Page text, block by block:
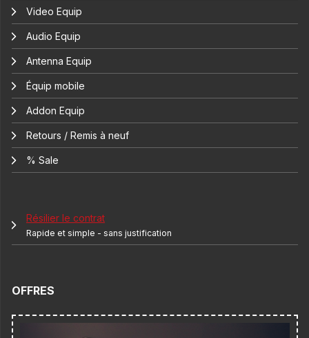
Video Equip
Audio Equip
Antenna Equip
Équip mobile
Addon Equip
Retours / Remis à neuf
% Sale
Résilier le contrat
Rapide et simple - sans justification
OFFRES